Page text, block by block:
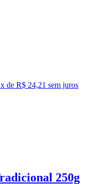
x de R$ 24,21 sem juros
250g